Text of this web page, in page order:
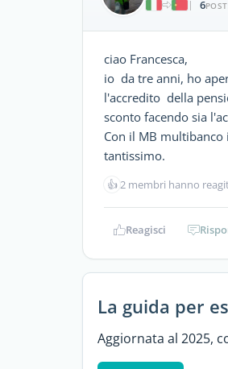
|
6
ciao Francesca,
io da tre anni, ho
l'accredito della
sconto facendo sia
Con il MB
tantissimo.
👍2 membri hanno
Reagisci
La guida per
Aggiornata al 2025,